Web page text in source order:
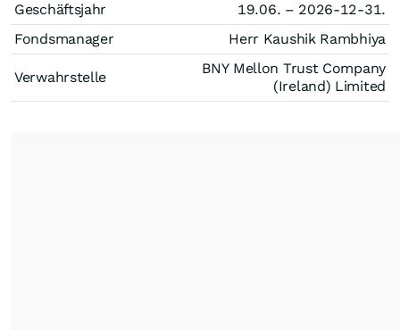
Geschäftsjahr
19.06. – 2026-12-31.
Fondsmanager
Herr Kaushik Rambhiya
Verwahrstelle
BNY Mellon Trust Company
(Ireland) Limited